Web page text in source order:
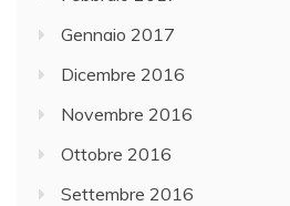
Gennaio 2017
Dicembre 2016
Novembre 2016
Ottobre 2016
Settembre 2016